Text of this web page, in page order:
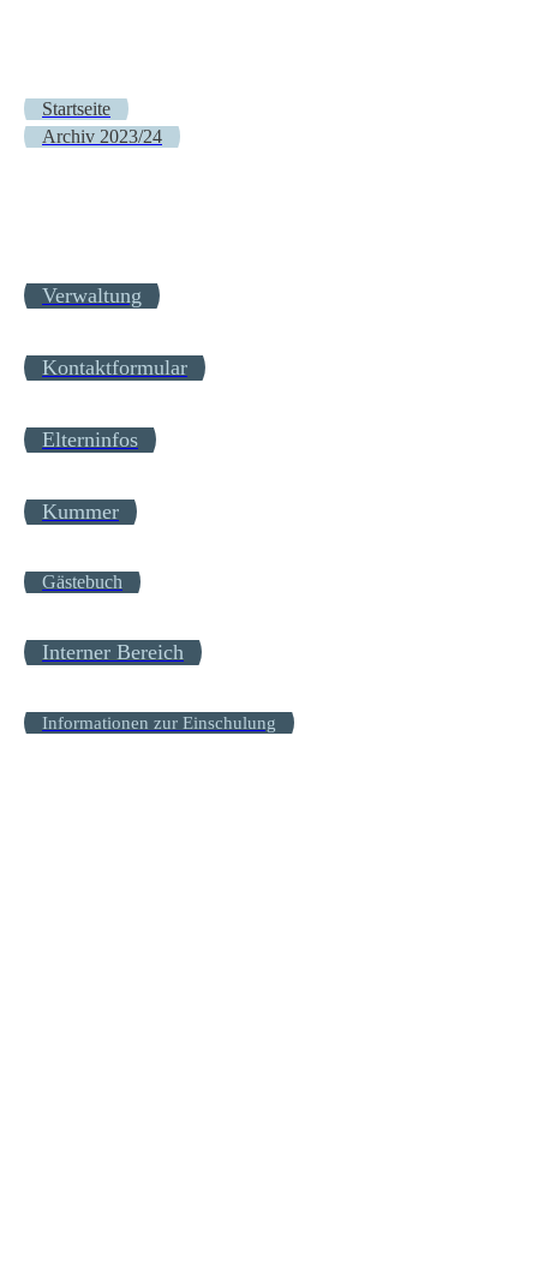
Startseite
Archiv 2023/24
Verwaltung
Kontaktformular
Elterninfos
Kummer
Gästebuch
Interner Bereich
Informationen zur Einschulung